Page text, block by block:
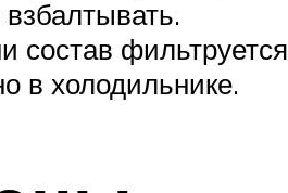
в холодильнике.